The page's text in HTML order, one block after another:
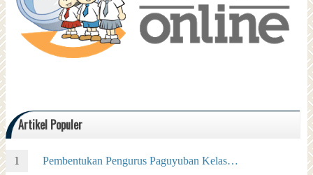
Artikel Populer
Pembentukan Pengurus Paguyuban Kelas…